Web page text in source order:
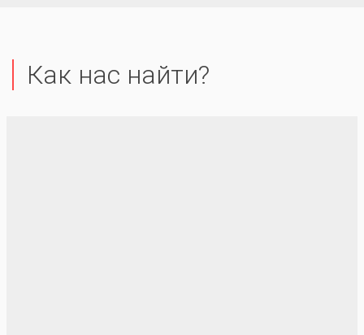
Как нас найти?